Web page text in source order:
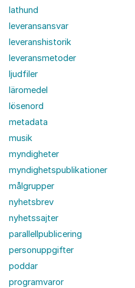
lathund
leveransansvar
leveranshistorik
leveransmetoder
ljudfiler
läromedel
lösenord
metadata
musik
myndigheter
myndighetspublikationer
målgrupper
nyhetsbrev
nyhetssajter
parallellpublicering
personuppgifter
poddar
programvaror